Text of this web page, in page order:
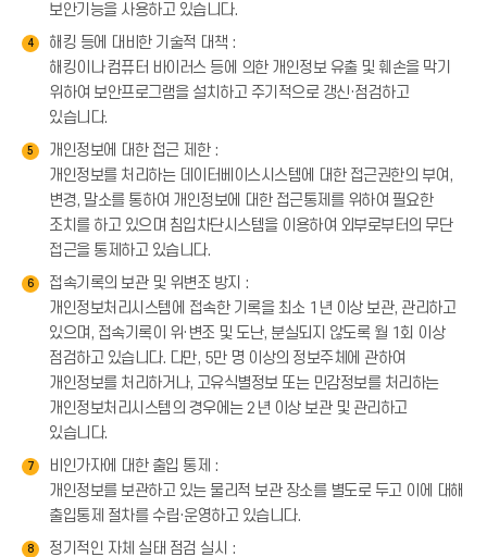
보안기능을 사용하고 있습니다.
4
해킹 등에 대비한 기술적 대책 :
해킹이나 컴퓨터 바이러스 등에 의한 개인정보 유출 및 훼손을 막기
위하여 보안프로그램을 설치하고 주기적으로 갱신·점검하고
있습니다.
5
개인정보에 대한 접근 제한 :
개인정보를 처리하는 데이터베이스시스템에 대한 접근권한의 부여,
변경, 말소를 통하여 개인정보에 대한 접근통제를 위하여 필요한
조치를 하고 있으며 침입차단시스템을 이용하여 외부로부터의 무단
접근을 통제하고 있습니다.
6
접속기록의 보관 및 위변조 방지 :
개인정보처리시스템에 접속한 기록을 최소 1년 이상 보관, 관리하고
있으며, 접속기록이 위·변조 및 도난, 분실되지 않도록 월 1회 이상
점검하고 있습니다. 다만, 5만 명 이상의 정보주체에 관하여
개인정보를 처리하거나, 고유식별정보 또는 민감정보를 처리하는
개인정보처리시스템의 경우에는 2년 이상 보관 및 관리하고
있습니다.
7
비인가자에 대한 출입 통제 :
개인정보를 보관하고 있는 물리적 보관 장소를 별도로 두고 이에 대해
출입통제 절차를 수립·운영하고 있습니다.
8
정기적인 자체 실태 점검 실시 :